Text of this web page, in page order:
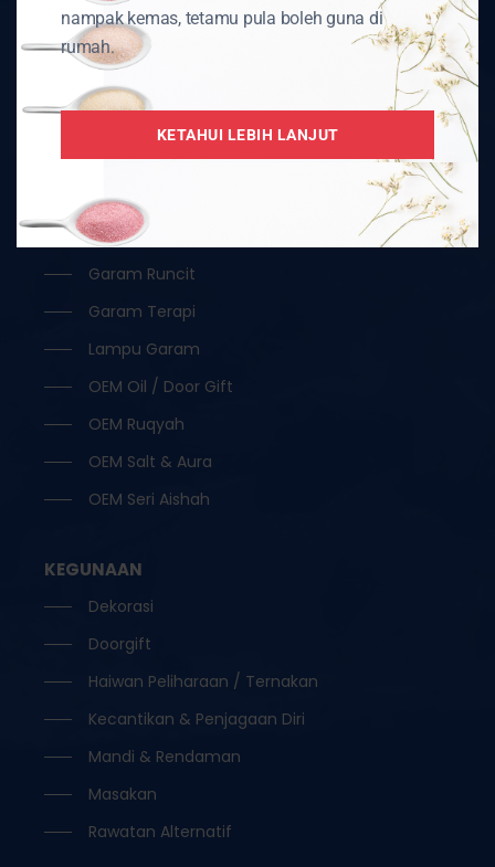
Sebarang Soalan? Hantar Di Sini
KATEGORI PRODUK
Borong
Garam Hitam / Kristal
Garam Ketul / Jilatan
Garam Runcit
Garam Terapi
Lampu Garam
OEM Oil / Door Gift
OEM Ruqyah
OEM Salt & Aura
OEM Seri Aishah
KEGUNAAN
Dekorasi
Doorgift
Haiwan Peliharaan / Ternakan
Kecantikan & Penjagaan Diri
Mandi & Rendaman
Masakan
Rawatan Alternatif
nampak kemas, tetamu pula boleh guna di
rumah.
KETAHUI LEBIH LANJUT